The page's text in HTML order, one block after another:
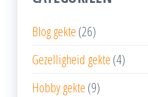
Blog gekte (26)
Gezelligheid gekte (4)
Hobby gekte (9)